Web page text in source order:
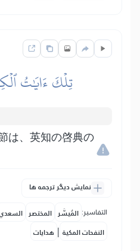
تِلۡكَ ءَايَٰتُ
は、英知の啓典の
نمایش دیگر ترجمه ها
التفاسير: المُيسَّر المختصر
النفحات المكية | هدايات